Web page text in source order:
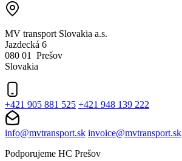
MV transport Slovakia a.s.
Jazdecká 6
080 01 Prešov
Slovakia
+421 905 881 525 +421 948 139 222
info@mvtransport.sk invoice@mvtransport.sk
Podporujeme HC Prešov